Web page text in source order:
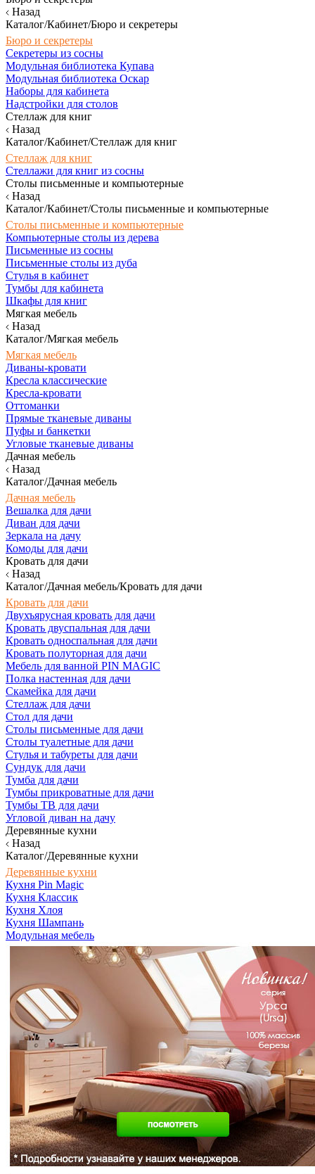
Назад
Каталог/Кабинет/Бюро и секретеры
Бюро и секретеры
Секретеры из сосны
Модульная библиотека Купава
Модульная библиотека Оскар
Наборы для кабинета
Надстройки для столов
Стеллаж для книг
Назад
Каталог/Кабинет/Стеллаж для книг
Стеллаж для книг
Стеллажи для книг из сосны
Столы письменные и компьютерные
Назад
Каталог/Кабинет/Столы письменные и компьютерные
Столы письменные и компьютерные
Компьютерные столы из дерева
Письменные из сосны
Письменные столы из дуба
Стулья в кабинет
Тумбы для кабинета
Шкафы для книг
Мягкая мебель
Назад
Каталог/Мягкая мебель
Мягкая мебель
Диваны-кровати
Кресла классические
Кресла-кровати
Оттоманки
Прямые тканевые диваны
Пуфы и банкетки
Угловые тканевые диваны
Дачная мебель
Назад
Каталог/Дачная мебель
Дачная мебель
Вешалка для дачи
Диван для дачи
Зеркала на дачу
Комоды для дачи
Кровать для дачи
Назад
Каталог/Дачная мебель/Кровать для дачи
Кровать для дачи
Двухъярусная кровать для дачи
Кровать двуспальная для дачи
Кровать односпальная для дачи
Кровать полуторная для дачи
Мебель для ванной PIN MAGIC
Полка настенная для дачи
Скамейка для дачи
Стеллаж для дачи
Стол для дачи
Столы письменные для дачи
Столы туалетные для дачи
Стулья и табуреты для дачи
Сундук для дачи
Тумба для дачи
Тумбы прикроватные для дачи
Тумбы ТВ для дачи
Угловой диван на дачу
Деревянные кухни
Назад
Каталог/Деревянные кухни
Деревянные кухни
Кухня Pin Magic
Кухня Классик
Кухня Хлоя
Кухня Шампань
Модульная мебель